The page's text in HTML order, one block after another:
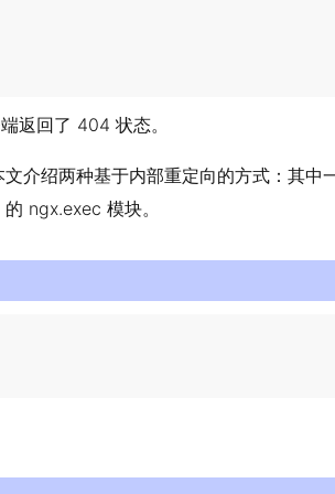
返回了 404 状态。
介绍两种基于内部重定向的方式：其中
ngx.exec 模块。